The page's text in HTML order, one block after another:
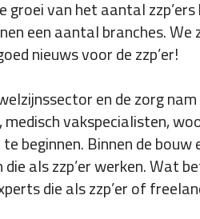
groei van het aantal
een aantal branches.
nieuws voor de zzp’er!
en de zorg
medisch vakspecialisten,
beginnen. Binnen de
als zzp’er werken. Wat
die als zzp’er of